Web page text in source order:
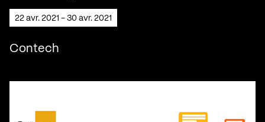
22 avr. 2021 - 30 avr. 2021
Contech